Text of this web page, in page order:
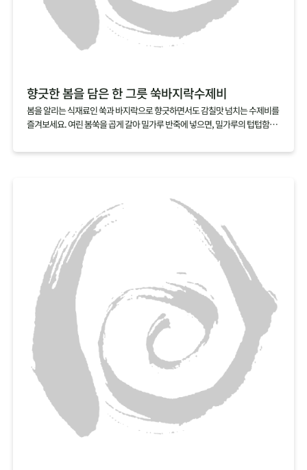
향긋한 봄을 담은 한 그릇 쑥바지락수제비
봄을 알리는 식재료인 쑥과 바지락으로 향긋하면서도 감칠맛 넘치는 수제비를
즐겨보세요. 여린 봄쑥을 곱게 갈아 밀가루 반죽에 넣으면, 밀가루의 텁텁함은
이면, 따로 육수를 내지 않아도 깊은 국물맛을 낼 수 있답니다.